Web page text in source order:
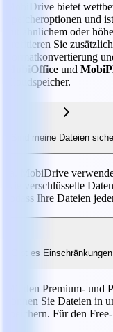
MobiDrive bietet
Speicheroptionen und
mit ähnlichem oder
profitieren Sie
Formatkonvertierung
MobiOffice und
Cloudspeicher.
Sind meine Dateien
Ja. MobiDrive
wie verschlüsselte
sodass Ihre Dateien
Gibt es
Mit den Premium- und
können Sie Dateien in
speichern. Für den